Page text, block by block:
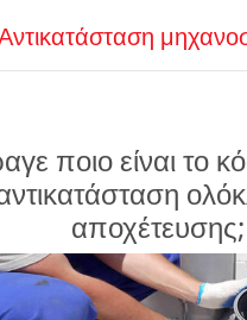
ποιο είναι το
αποχέτευσης;